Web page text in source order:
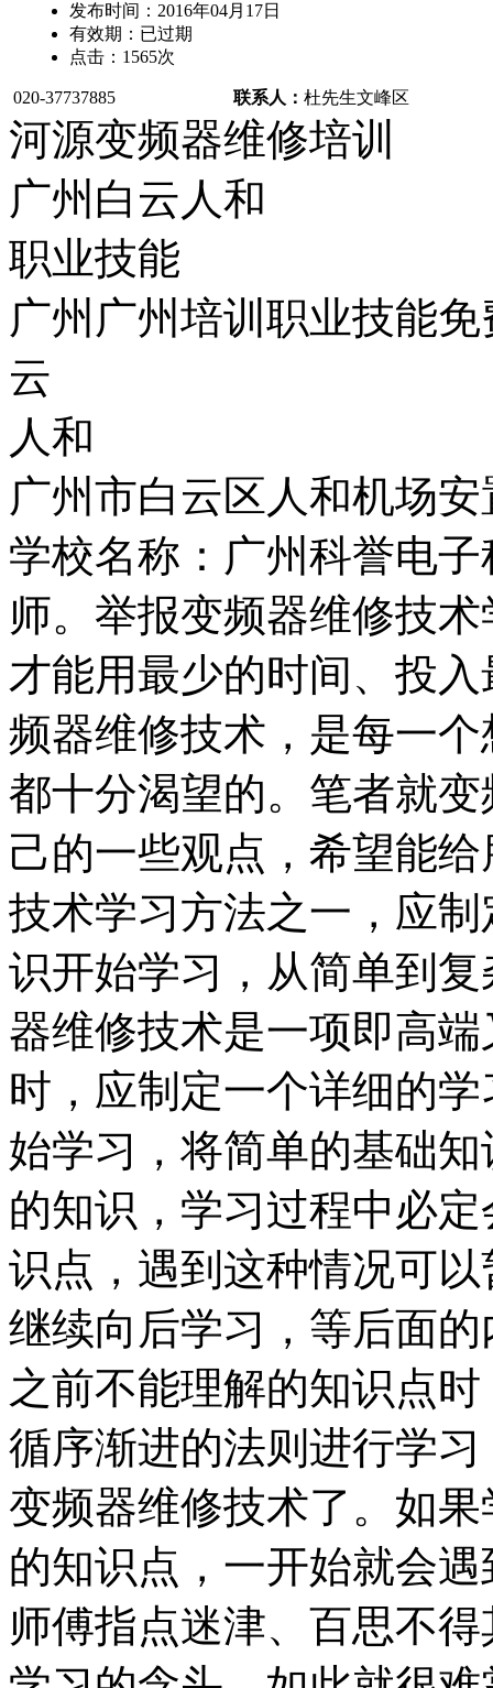
发布时间： 2016年04月17日
有效期： 已过期
点击： 1565次
020-37737885 联系人： 杜先生文峰区
河源变频器维修培训
广州白云人和
职业技能
广州广州培训职业技能
云
人和
广州市白云区人和机场
学校名称：广州科誉电
师。举报变频器维修技
才能用最少的时间、投
频器维修技术，是每一
都十分渴望的。笔者就
己的一些观点，希望能
技术学习方法之一，应
识开始学习，从简单到
器维修技术是一项即高
时，应制定一个详细的
始学习，将简单的基础
的知识，学习过程中必
识点，遇到这种情况可
继续向后学习，等后面
之前不能理解的知识点
循序渐进的法则进行学
变频器维修技术了。如
的知识点，一开始就会
师傅指点迷津、百思不